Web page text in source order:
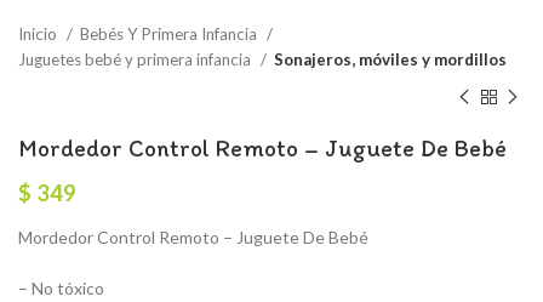
Inicio
Bebés Y Primera Infancia
Juguetes bebé y primera infancia
Sonajeros, móviles y mordillos
Mordedor Control Remoto – Juguete De Bebé
$ 349
Mordedor Control Remoto – Juguete De Bebé
– No tóxico